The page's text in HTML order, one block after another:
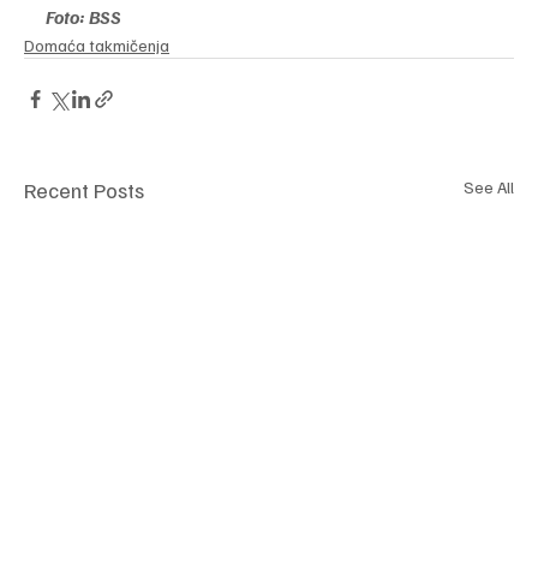
Foto: BSS
Domaća takmičenja
Recent Posts See All